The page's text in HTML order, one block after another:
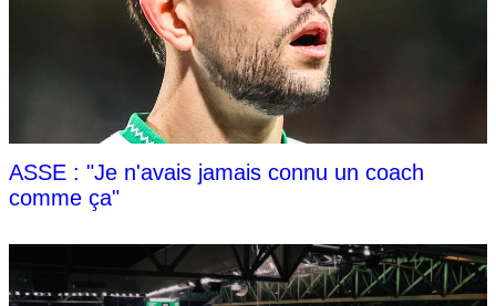
ASSE : "Je n'avais jamais connu un coach
comme ça"